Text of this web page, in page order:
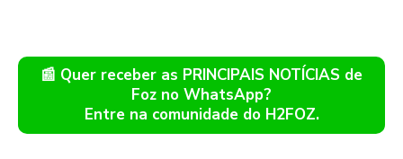
📰 Quer receber as PRINCIPAIS NOTÍCIAS de
Foz no WhatsApp?
Entre na comunidade do H2FOZ.